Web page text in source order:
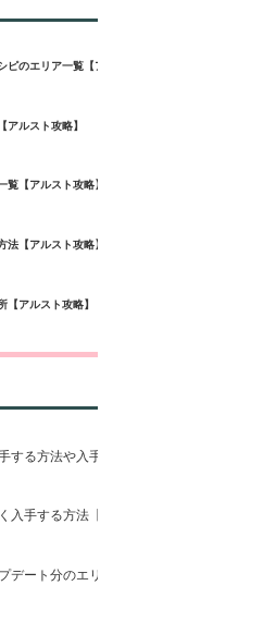
ピのエリア一覧【アルスト攻略】
アルスト攻略】
覧【アルスト攻略】
法【アルスト攻略】
【アルスト攻略】
する方法や入手方法【アルスト攻略】
入手する方法【アルスト攻略】
デート分のエリアや場所の詳細情報【アルス